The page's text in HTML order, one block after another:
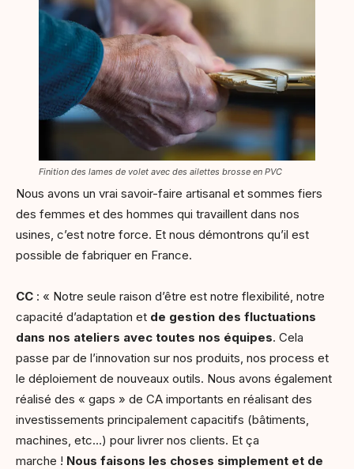
Finition des lames de volet avec des ailettes brosse en PVC
Nous avons un vrai savoir-faire artisanal et sommes fiers
des femmes et des hommes qui travaillent dans nos
usines, c’est notre force. Et nous démontrons qu’il est
possible de fabriquer en France.
CC : « Notre seule raison d’être est notre flexibilité, notre
capacité d’adaptation et de gestion des fluctuations
dans nos ateliers avec toutes nos équipes. Cela
passe par de l’innovation sur nos produits, nos process et
le déploiement de nouveaux outils. Nous avons également
réalisé des « gaps » de CA importants en réalisant des
investissements principalement capacitifs (bâtiments,
machines, etc…) pour livrer nos clients. Et ça
marche ! Nous faisons les choses simplement et de